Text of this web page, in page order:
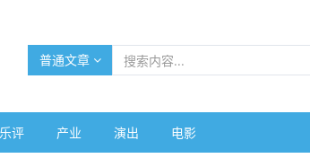
普通文章
乐评 产业 演出 电影